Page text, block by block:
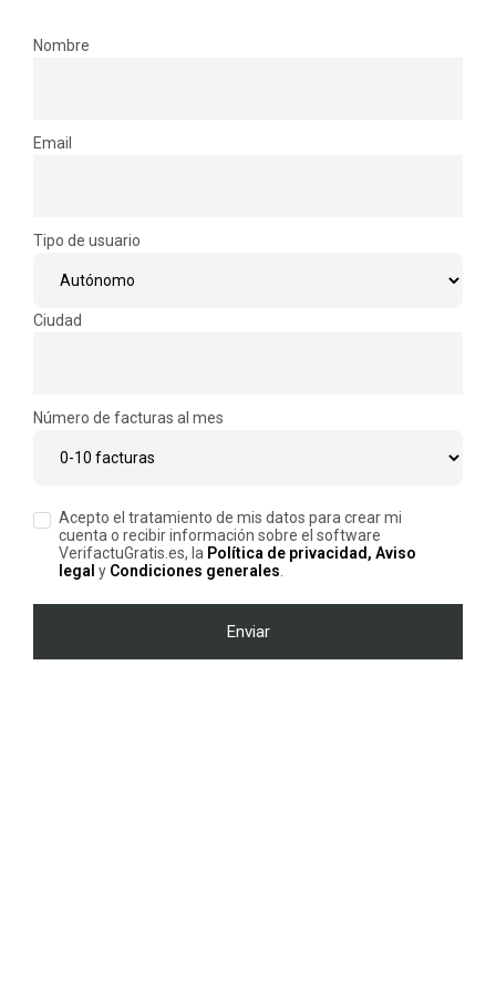
Nombre
Email
Tipo de usuario
Ciudad
Número de facturas al mes
Acepto el tratamiento de mis datos para crear mi
cuenta o recibir información sobre el software
VerifactuGratis.es, la Política de privacidad, Aviso
legal y Condiciones generales